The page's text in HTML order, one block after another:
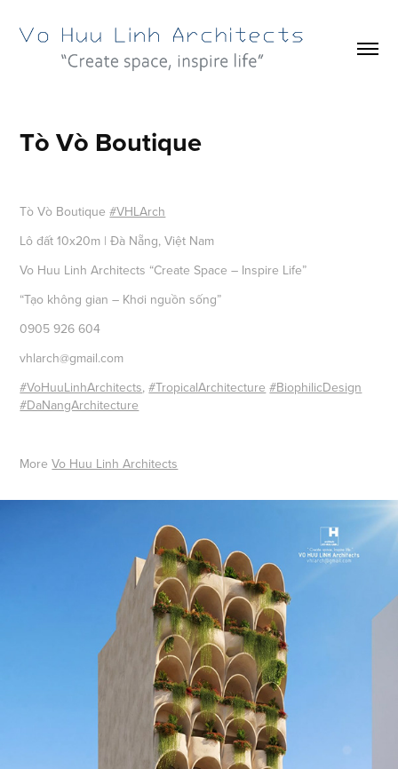
Tò Vò Boutique
Tò Vò Boutique #VHLArch
Lô đất 10x20m | Đà Nẵng, Việt Nam
Vo Huu Linh Architects “Create Space – Inspire Life”
“Tạo không gian – Khơi nguồn sống”
0905 926 604
vhlarch@gmail.com
#VoHuuLinhArchitects,#TropicalArchitecture #BiophilicDesign
#DaNangArchitecture
MoreVo Huu Linh Architects